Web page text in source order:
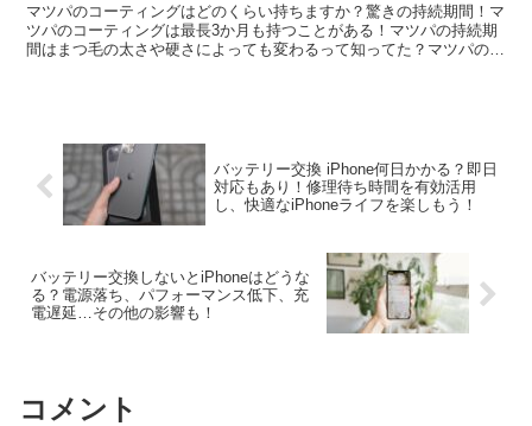
マツパのコーティングはどのくらい持ちますか？驚きの持続期間！マ
ツパのコーティングは最長3か月も持つことがある！マツパの持続期
間はまつ毛の太さや硬さによっても変わるって知ってた？マツパのカ
バッテリー交換 iPhone何日かかる？即日
対応もあり！修理待ち時間を有効活用
し、快適なiPhoneライフを楽しもう！
バッテリー交換しないとiPhoneはどうな
る？電源落ち、パフォーマンス低下、充
電遅延…その他の影響も！
コメント